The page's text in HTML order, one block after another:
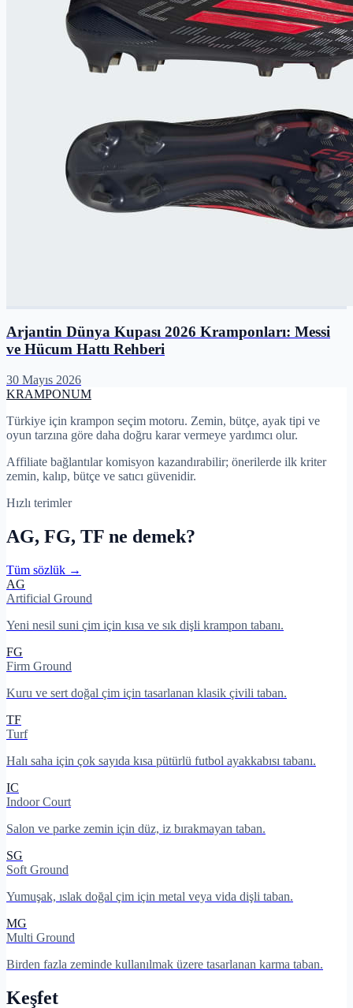
Arjantin Dünya Kupası 2026 Kramponları: Messi
ve Hücum Hattı Rehberi
30 Mayıs 2026
KRAMPONUM
Türkiye için krampon seçim motoru. Zemin, bütçe, ayak tipi ve
oyun tarzına göre daha doğru karar vermeye yardımcı olur.
Affiliate bağlantılar komisyon kazandırabilir; önerilerde ilk kriter
zemin, kalıp, bütçe ve satıcı güvenidir.
Hızlı terimler
AG, FG, TF ne demek?
Tüm sözlük →
AG
Artificial Ground
Yeni nesil suni çim için kısa ve sık dişli krampon tabanı.
FG
Firm Ground
Kuru ve sert doğal çim için tasarlanan klasik çivili taban.
TF
Turf
Halı saha için çok sayıda kısa pütürlü futbol ayakkabısı tabanı.
IC
Indoor Court
Salon ve parke zemin için düz, iz bırakmayan taban.
SG
Soft Ground
Yumuşak, ıslak doğal çim için metal veya vida dişli taban.
MG
Multi Ground
Birden fazla zeminde kullanılmak üzere tasarlanan karma taban.
Keşfet